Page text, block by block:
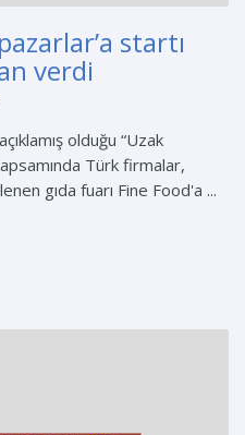
startı
verdi
olduğu “Uzak
Türk firmalar,
gıda fuarı Fine Food'a ...